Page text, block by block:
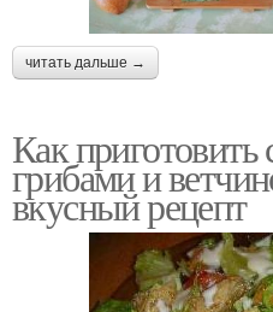
читать дальше →
Как приготовить
грибами и
вкусный рецепт